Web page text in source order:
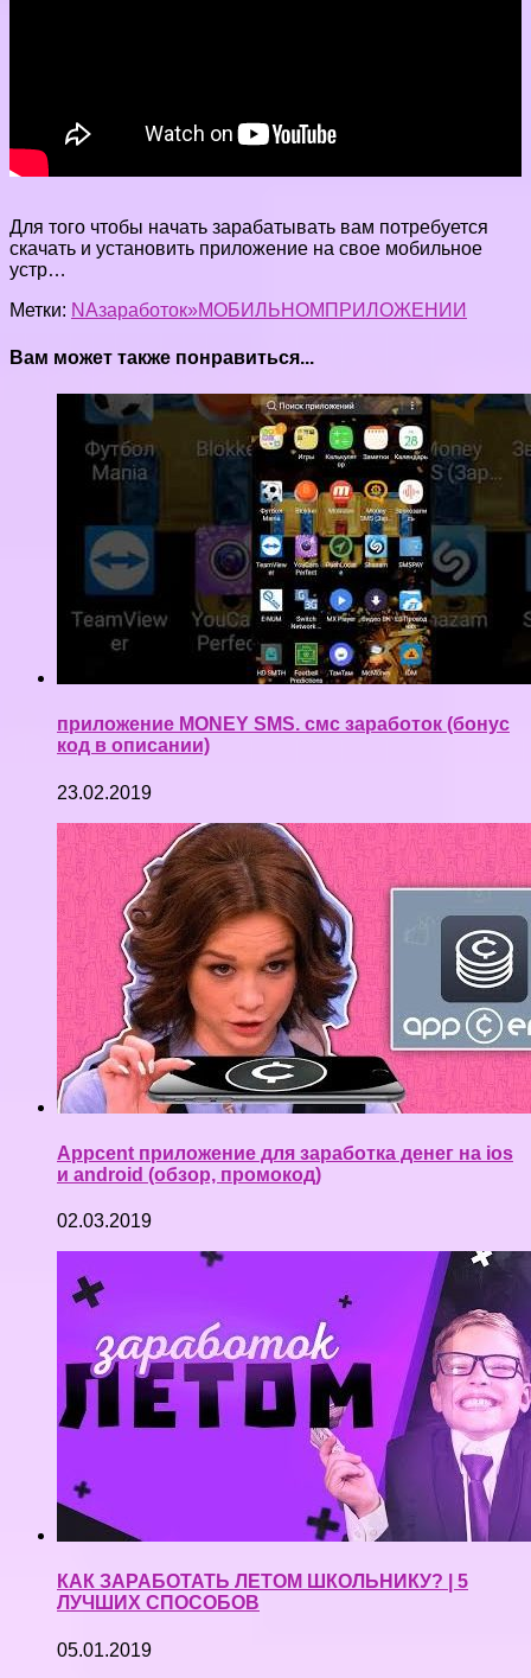
Для того чтобы начать зарабатывать вам потребуется
скачать и установить приложение на свое мобильное
устр…
Метки: NAзаработок»МОБИЛЬНОМ ПРИЛОЖЕНИИ
Вам может также понравиться...
приложение MONEY SMS. смс заработок (бонус
код в описании)
23.02.2019
Appcent приложение для заработка денег на ios
и android (обзор, промокод)
02.03.2019
КАК ЗАРАБОТАТЬ ЛЕТОМ ШКОЛЬНИКУ? | 5
ЛУЧШИХ СПОСОБОВ
05.01.2019